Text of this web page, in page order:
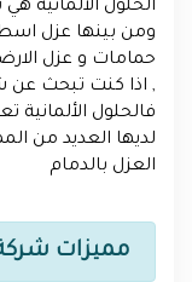
الحلول الألمانية
ومن بينها عزل
حمامات و عزل
, اذا كنت تبحث عن
فالحلول الألمانية
لديها العديد من
العزل بالدمام
مميزات